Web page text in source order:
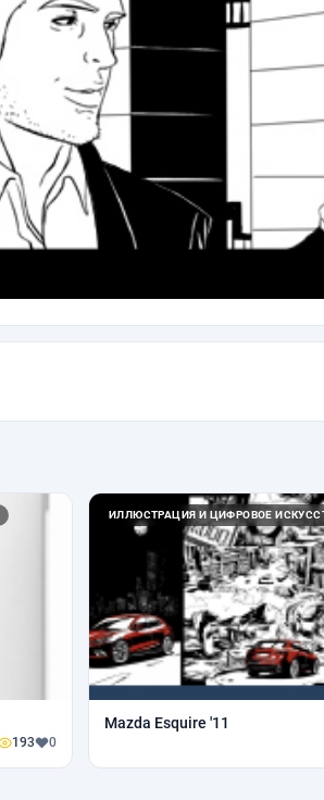
193 0
ИЛЛЮСТРАЦИЯ И ЦИФРОВОЕ
Mazda Esquire '11